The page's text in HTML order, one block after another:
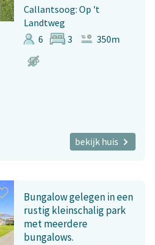
Callantsoog: Op 't
Landtweg
6
3 350m
bekijk huis
Bungalow gelegen in een
rustig kleinschalig park
met meerdere
bungalows.